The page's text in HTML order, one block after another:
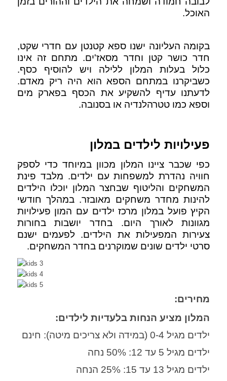
האוכל.
בקומה העליונה ישנו ספא קטנטן עם חדרי שקט,
חדר כושר קטן וחדר מסאז'ים. מתחם זה אינו
כלול בעלות המלון ללילה ויש להוסיף כסף.
כשביקרנו במתחם הספא הוא היה ריק מאדם.
לדעתנו עדיף להשקיע את הכסף בפארק מים
וספא כמו טטרהלנדיה או בסנובה.
פעילויות לילדים במלון
כפי שכבר ציינו המלון מכוון במיוחד כדי לספק
חוויה נהדרת למשפחות עם ילדים. מלבד פינת
המשחקים והליטוף שבחצר המלון יוכלו הילדים
להינות מחדר משחקים מאובזר. במהלך חודשי
הקיץ פועל במלון מרכז ילדים עם המון פעילויות
מגוונות לאורך היום. בחדר יושבות בחורות
צעירות המפעילות את הילדים. לפעמים ישנם
סרטי ילדים שונים שמוקרנים בחדר המשחקים.
מחירים:
המלון מציע הנחות בלעדיות לילדים:
ילדים מגיל 0-4 (במידה ולא צריכים מיטה): חינם
ילדים מגיל 5 עד 12: 50% נחה
ילדים מגיל 13 עד 15: 25% הנחה